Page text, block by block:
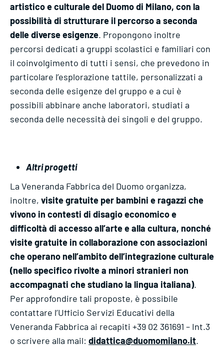
artistico e culturale del Duomo di Milano, con la
possibilità di strutturare il percorso a seconda
delle diverse esigenze. Propongono inoltre
percorsi dedicati a gruppi scolastici e familiari con
il coinvolgimento di tutti i sensi, che prevedono in
particolare l’esplorazione tattile, personalizzati a
seconda delle esigenze del gruppo e a cui è
possibili abbinare anche laboratori, studiati a
seconda delle necessità dei singoli e del gruppo.
Altri progetti
La Veneranda Fabbrica del Duomo organizza,
inoltre, visite gratuite per bambini e ragazzi che
vivono in contesti di disagio economico e
difficoltà di accesso all’arte e alla cultura, nonché
visite gratuite in collaborazione con associazioni
che operano nell’ambito dell’integrazione culturale
(nello specifico rivolte a minori stranieri non
accompagnati che studiano la lingua italiana).
Per approfondire tali proposte, è possibile
contattare l’Ufficio Servizi Educativi della
Veneranda Fabbrica ai recapiti +39 02 361691 – Int.3
o scrivere alla mail: didattica@duomomilano.it.